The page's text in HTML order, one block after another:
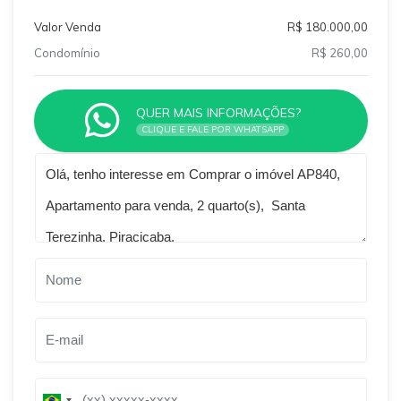
Valor Venda
R$ 180.000,00
Condomínio
R$ 260,00
QUER MAIS INFORMAÇÕES?
CLIQUE E FALE POR WHATSAPP